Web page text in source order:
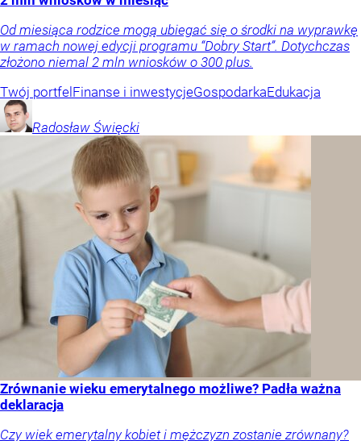
Od miesiąca rodzice mogą ubiegać się o środki na wyprawkę
w ramach nowej edycji programu “Dobry Start”. Dotychczas
złożono niemal 2 mln wniosków o 300 plus.
Twój portfel Finanse i inwestycjeGospodarkaEdukacja
Radosław Święcki
Zrównanie wieku emerytalnego możliwe? Padła ważna
deklaracja
Czy wiek emerytalny kobiet i mężczyzn zostanie zrównany?